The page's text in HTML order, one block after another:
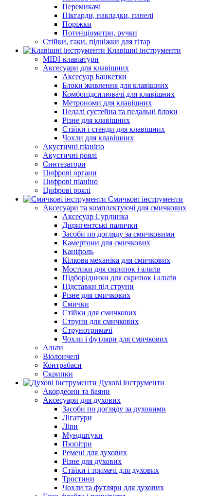
Перемикачі
Пікгарди, накладки, панелі
Поріжки
Потенціометри, ручки
Стійки, гаки, підніжки для гітар
Клавішні інструменти
MIDI-клавіатури
Аксесуари для клавішних
Аксесуар Банкетки
Блоки живлення для клавішних
Комбопідсилювачі для клавішних
Метрономи для клавішних
Педалі сустейна та педальні блоки
Різне для клавішних
Стійки і стенди для клавішних
Чохли для клавішних
Акустичні піаніно
Акустичні роялі
Синтезатори
Цифрові органи
Цифрові піаніно
Цифрові роялі
Смичкові інструменти
Аксесуари та комплектуючі для смичкових
Аксесуар Сурдинка
Диригентські палички
Засоби по догляду за смичковими
Камертони для смичкових
Каніфоль
Кілкова механіка для смичкових
Мостики для скрипок і альтів
Підборiдники для скрипок і альтів
Підставки під струни
Різне для смичкових
Смички
Стійки для смичкових
Струни для смичкових
Струнотримачі
Чохли і футляри для смичкових
Альти
Віолончелі
Контрабаси
Скрипки
Духові інструменти
Акордеони та баяни
Аксесуари для духових
Засоби по догляду за духовими
Лігатури
Ліри
Мундштуки
Пюпітри
Ремені для духових
Різне для духових
Стійки і тримачі для духових
Тростини
Чохли та футляри для духових